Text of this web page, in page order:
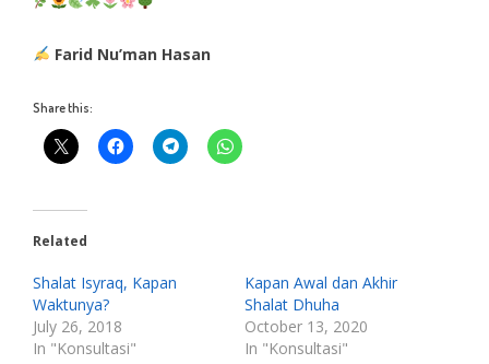
Farid Nu’man Hasan
Share this:
Related
Shalat Isyraq, Kapan
Waktunya?
July 26, 2018
In "Konsultasi"
Kapan Awal dan Akhir
Shalat Dhuha
October 13, 2020
In "Konsultasi"